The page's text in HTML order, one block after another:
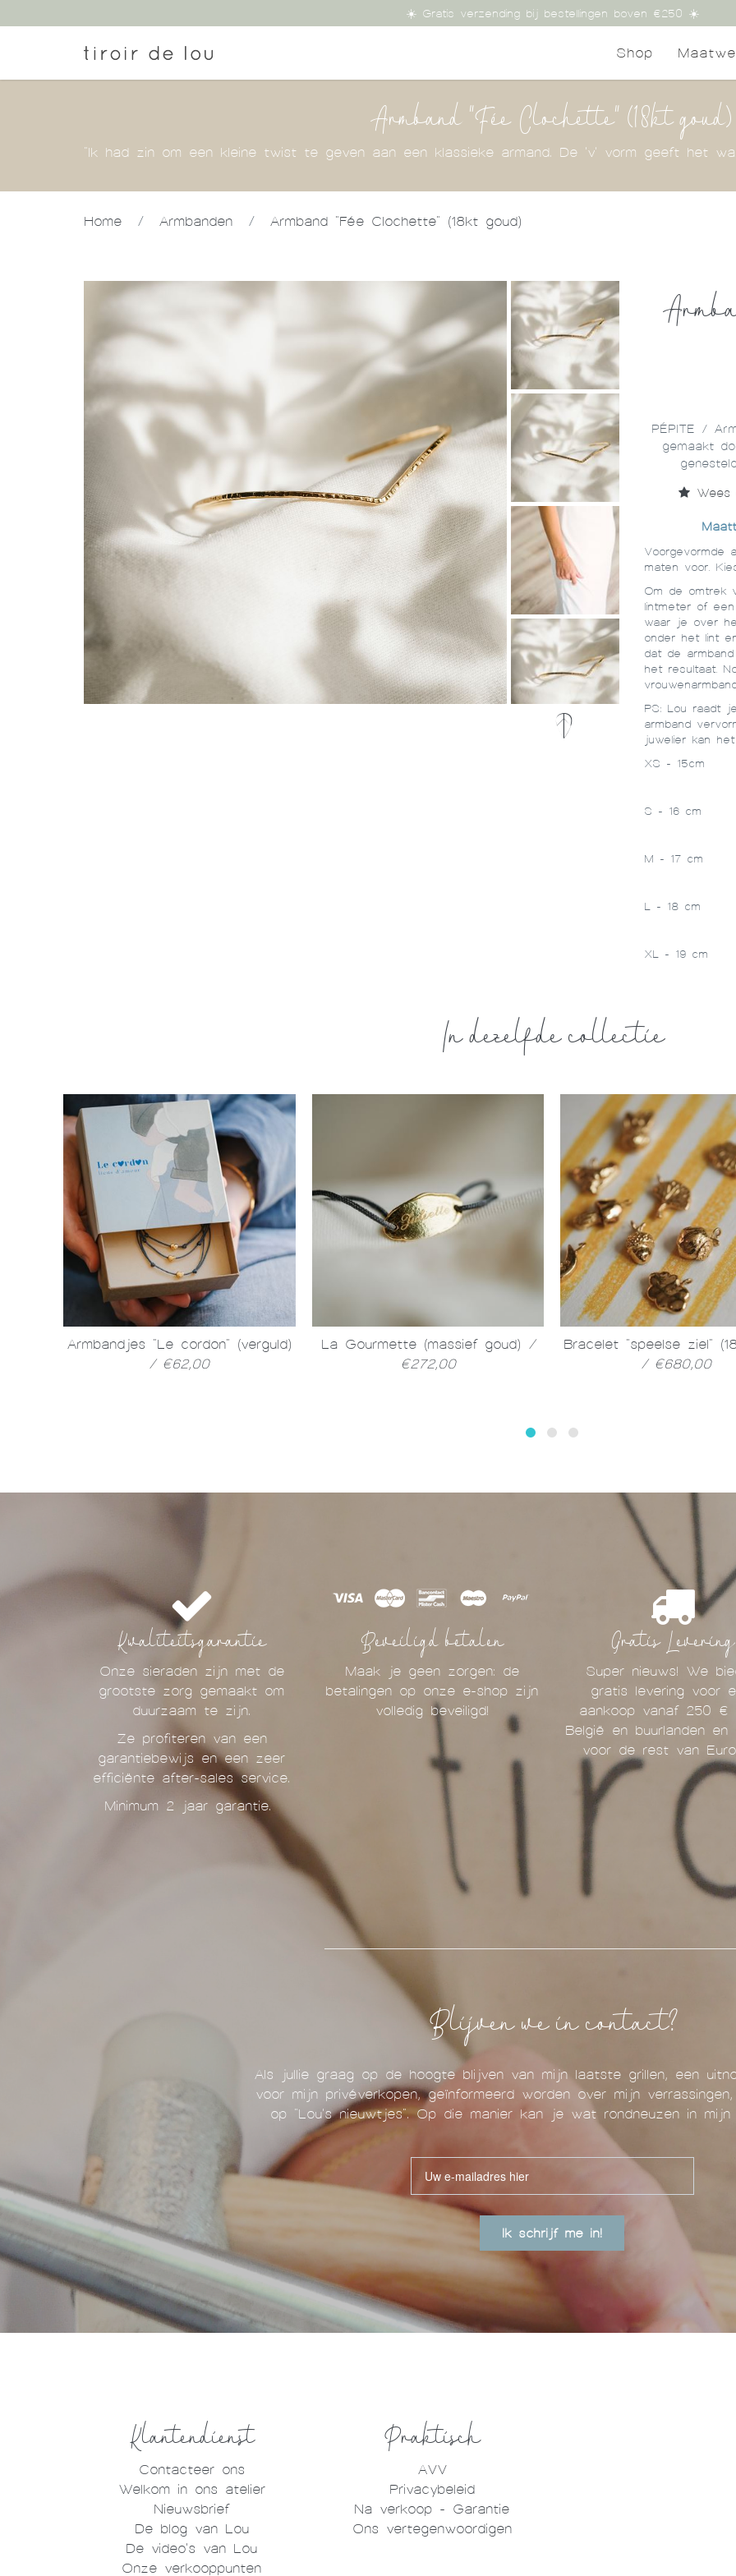
☀️ Gratis verzending bij bestellingen boven €250 ☀️
Shop
Armband "Fée Clochette" (18kt goud)
"Ik had zin om een kleine twist te geven aan een klassieke armand. De 'v' vorm geeft het
Home / Armbanden / Armband "Fée Clochette" (18kt goud)
PÉPITE /
gemaakt
Voorgevormde
maten voor.
Om de omtrek
lintmeter of
waar je over
onder het lint
dat de
het resultaat.
PS: Lou raadt
armband
juwelier kan
XS - 15cm
S - 16 cm
M - 17 cm
L - 18 cm
XL - 19 cm
In dezelfde collectie
Armbandjes "Le cordon" (verguld)
/ €62,00
La Gourmette (massief goud) /
€272,00
Bracelet "speelse ziel"
/ €680,00
Kwaliteitsgarantie
Onze sieraden zijn met de
grootste zorg gemaakt om
duurzaam te zijn.
Ze profiteren van een
garantiebewijs en een zeer
efficiënte after-sales service.
Minimum 2 jaar garantie.
Beveiligd betalen
Maak je geen zorgen: de
betalingen op onze e-shop zijn
volledig beveiligd!
Gratis Levering
Super nieuws! We
gratis levering voor
aankoop vanaf 250 €
België en buurlanden
voor de rest van
Blijven we in contact?
Als jullie graag op de hoogte blijven van mijn laatste grillen, een
voor mijn privéverkopen, geïnformeerd worden over mijn
op "Lou's nieuwtjes". Op die manier kan je wat rondneuzen in mijn
Ik schrijf me in!
Klantendienst
Contacteer ons
Welkom in ons atelier
Nieuwsbrief
De blog van Lou
De video's van Lou
Onze verkooppunten
Praktisch
AVV
Privacybeleid
Na verkoop - Garantie
Ons vertegenwoordigen